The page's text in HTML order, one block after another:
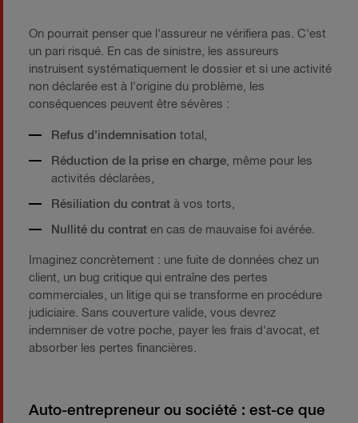
On pourrait penser que l'assureur ne vérifiera pas. C'est
un pari risqué. En cas de sinistre, les assureurs
instruisent systématiquement le dossier et si une activité
non déclarée est à l'origine du problème, les
conséquences peuvent être sévères :
Refus d'indemnisation total,
Réduction de la prise en charge , même pour les
activités déclarées,
Résiliation du contrat à vos torts,
Nullité du contrat en cas de mauvaise foi avérée.
Imaginez concrètement : une fuite de données chez un
client, un bug critique qui entraîne des pertes
commerciales, un litige qui se transforme en procédure
judiciaire. Sans couverture valide, vous devrez
indemniser de votre poche, payer les frais d'avocat, et
absorber les pertes financières.
Auto-entrepreneur ou société : est-ce que